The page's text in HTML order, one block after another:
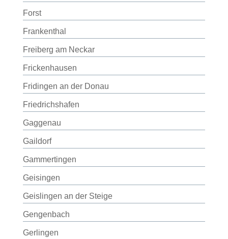
Forst
Frankenthal
Freiberg am Neckar
Frickenhausen
Fridingen an der Donau
Friedrichshafen
Gaggenau
Gaildorf
Gammertingen
Geisingen
Geislingen an der Steige
Gengenbach
Gerlingen